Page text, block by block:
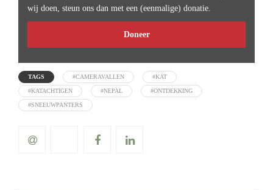
wij doen, steun ons dan met een (eenmalige) donatie.
Doneer
TAGS #CAMERAVALLEN #KAT
#KATACHTIGEN #NEPAL #ONTDEKKING
#SNEEUWPANTERS